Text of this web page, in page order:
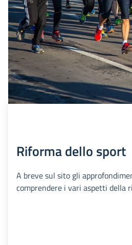
Riforma dello sport
A breve sul sito gli
comprendere i vari aspetti della